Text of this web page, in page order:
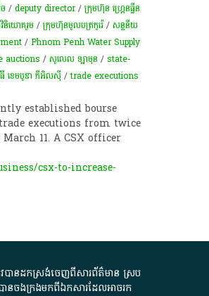
/deputy director/ក្រុមហ៊ុន ហ្រ្គេនធ្វីន
និយោគ​​រួម​/ក្រុមហ៊ុនមូលបត្រកូរ៉េ/សន្ទនីយ
/Phnom Penh Water Supply
auctions /​សូលេល​ ឡាមុន​ /state-
ខេមបូឌា ភីអិលស៊ី/trade executions
established bourse
executions from twice
11. A CSX officer
csx-to-increase-
វ​បាន​ដកស្រង់​ចេញពី​សារព័ត៌មាន ស្រប
ន​ចងក្រង​មក​ពី​ឯកសារ​ដែល​អាច​រក​